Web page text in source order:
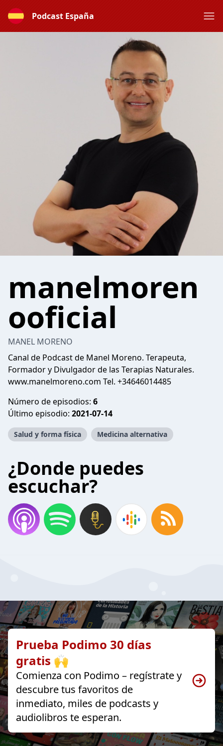
Podcast España
manelmoren
ooficial
MANEL MORENO
Canal de Podcast de Manel Moreno. Terapeuta,
Formador y Divulgador de las Terapias Naturales.
www.manelmoreno.com Tel. +34646014485
Número de episodios: 6
Último episodio: 2021-07-14
Salud y forma física Medicina alternativa
¿Donde puedes
escuchar?
Prueba Podimo 30 días
gratis 🙌
Comienza con Podimo – regístrate y
descubre tus favoritos de
inmediato, miles de podcasts y
audiolibros te esperan.